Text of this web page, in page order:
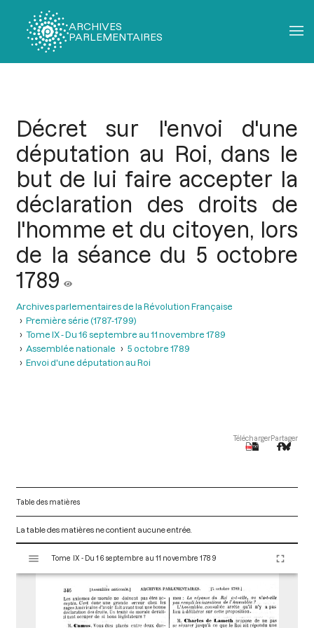
ARCHIVES
PARLEMENTAIRES
Décret sur l'envoi d'une
députation au Roi, dans le
but de lui faire accepter la
déclaration des droits de
l'homme et du citoyen, lors
de la séance du 5 octobre
1789
Archives parlementaires de la Révolution Française
Première série (1787-1799)
Tome IX - Du 16 septembre au 11 novembre 1789
Assemblée nationale
5 octobre 1789
Envoi d'une députation au Roi
TéléchargerPartager
Table des matières
La table des matières ne contient aucune entrée.
s
Tome IX - Du 16 septembre au 11 novembre 1789